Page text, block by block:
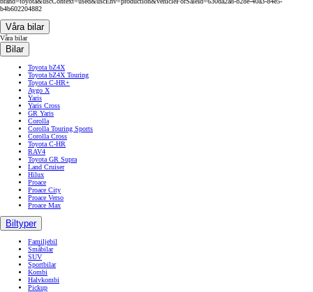
b4b602204882
Våra bilar
Våra bilar
Bilar
Toyota bZ4X
Toyota bZ4X Touring
Toyota C-HR+
Aygo X
Yaris
Yaris Cross
GR Yaris
Corolla
Corolla Touring Sports
Corolla Cross
Toyota C-HR
RAV4
Toyota GR Supra
Land Cruiser
Hilux
Proace
Proace City
Proace Verso
Proace Max
Biltyper
Familjebil
Småbilar
SUV
Sportbilar
Kombi
Halvkombi
Pickup